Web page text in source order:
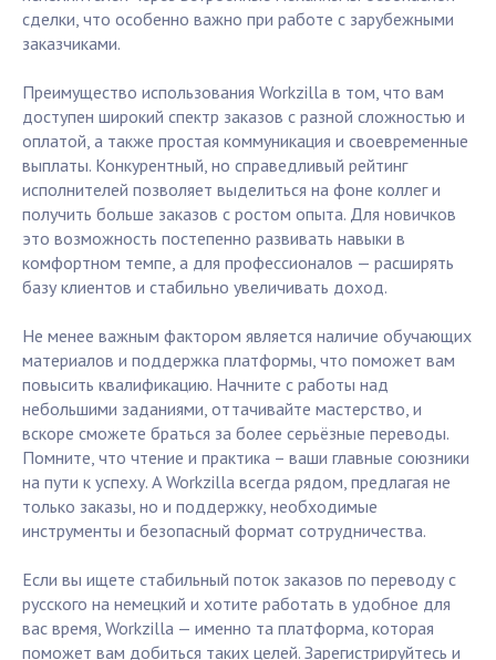
сделки, что особенно важно при работе с зарубежными
заказчиками.
Преимущество использования Workzilla в том, что вам
доступен широкий спектр заказов с разной сложностью и
оплатой, а также простая коммуникация и своевременные
выплаты. Конкурентный, но справедливый рейтинг
исполнителей позволяет выделиться на фоне коллег и
получить больше заказов с ростом опыта. Для новичков
это возможность постепенно развивать навыки в
комфортном темпе, а для профессионалов — расширять
базу клиентов и стабильно увеличивать доход.
Не менее важным фактором является наличие обучающих
материалов и поддержка платформы, что поможет вам
повысить квалификацию. Начните с работы над
небольшими заданиями, оттачивайте мастерство, и
вскоре сможете браться за более серьёзные переводы.
Помните, что чтение и практика – ваши главные союзники
на пути к успеху. А Workzilla всегда рядом, предлагая не
только заказы, но и поддержку, необходимые
инструменты и безопасный формат сотрудничества.
Если вы ищете стабильный поток заказов по переводу с
русского на немецкий и хотите работать в удобное для
вас время, Workzilla — именно та платформа, которая
поможет вам добиться таких целей. Зарегистрируйтесь и